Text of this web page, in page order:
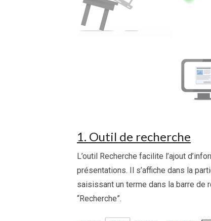
1. Outil de recherche
L’outil Recherche facilite l’ajout
présentations. Il s’affiche dans la
saisissant un terme dans la barre de
“Recherche”.